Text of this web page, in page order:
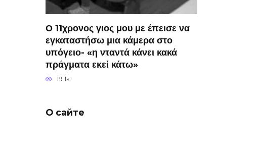
Ο 11χρονος γιος μου με έπεισε να
εγκαταστήσω μια κάμερα στο
υπόγειο- «η νταντά κάνει κακά
πράγματα εκεί κάτω»
19.1к.
О сайте